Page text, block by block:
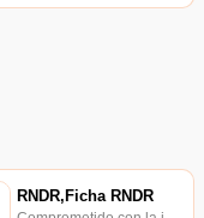
RNDR,Ficha RNDR